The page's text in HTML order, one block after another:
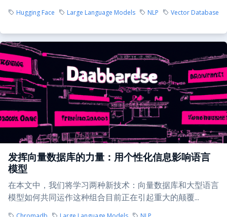
Hugging Face Large Language Models NLP Vector Database
发挥向量数据库的力量：用个性化信息影响语言
模型
在本文中，我们将学习两种新技术：向量数据库和大型语言
模型如何共同运作这种组合目前正在引起重大的颠覆...